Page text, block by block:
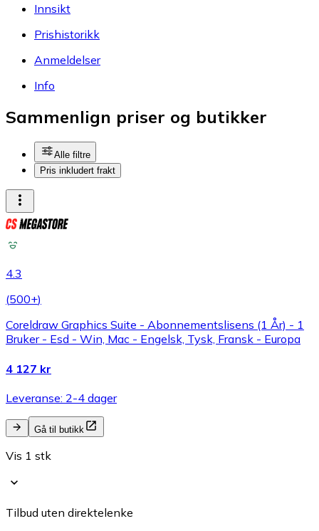
Innsikt
Prishistorikk
Anmeldelser
Info
Sammenlign priser og butikker
Alle filtre
Pris inkludert frakt
4.3
(500+)
Coreldraw Graphics Suite - Abonnementslisens (1 År) - 1
Bruker - Esd - Win, Mac - Engelsk, Tysk, Fransk - Europa
4 127 kr
Leveranse: 2-4 dager
Gå til butikk
Vis 1 stk
Tilbud uten direktelenke